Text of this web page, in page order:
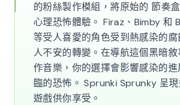
的粉絲製作模組，將原始的 節奏
心理恐怖體驗。 Firaz、Bimby 和
等受人喜愛的角色受到熱感染的
人不安的轉變。在導航這個黑暗敘
作音樂，你的選擇會影響感染的
臨的恐怖。 Sprunki Sprunky 呈
遊戲供你享受。